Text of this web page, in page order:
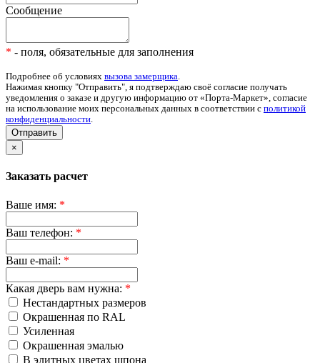
Сообщение
* - поля, обязательные для заполнения
Подробнее об условиях вызова замерщика.
Нажимая кнопку "Отправить", я подтверждаю своё согласие получать
уведомления о заказе и другую информацию от «Порта-Маркет», согласие
на использование моих персональных данных в соответствии с политикой
конфиденциальности.
Отправить
×
Заказать расчет
Ваше имя: *
Ваш телефон: *
Ваш e-mail: *
Какая дверь вам нужна: *
Нестандартных размеров
Окрашенная по RAL
Усиленная
Окрашенная эмалью
В элитных цветах шпона